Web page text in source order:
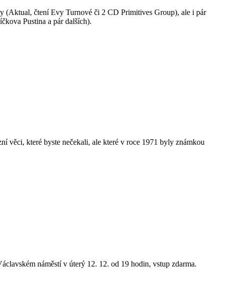
(Aktual, čtení Evy Turnové či 2 CD Primitives Group), ale i pár
Pustina a pár dalších).
věci, které byste nečekali, ale které v roce 1971 byly známkou
náměstí v úterý 12. 12. od 19 hodin, vstup zdarma.